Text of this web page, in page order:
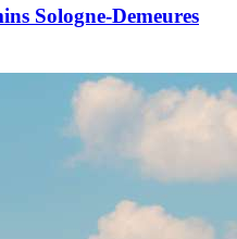
Sologne-Demeures